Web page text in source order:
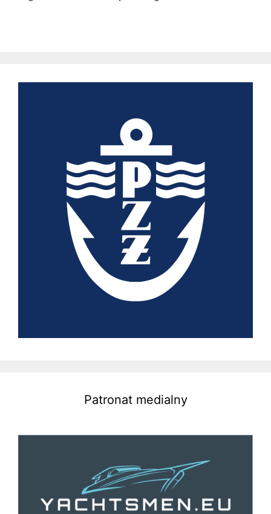
Patronat medialny